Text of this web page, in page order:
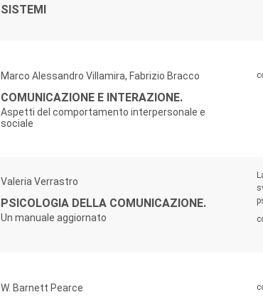
SISTEMI
Marco Alessandro Villamira, Fabrizio Bracco
COMUNICAZIONE E INTERAZIONE.
Aspetti del comportamento interpersonale e
sociale
Valeria Verrastro
PSICOLOGIA DELLA COMUNICAZIONE.
Un manuale aggiornato
W. Barnett Pearce